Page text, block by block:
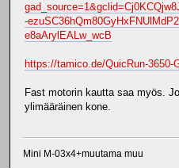
-
e8aArylEALw_wcB
https://tamico.de/QuicRun-3650-
Fast motorin kautta saa myös.
ylimääräinen kone.
Mini M-03x4+muutama muu